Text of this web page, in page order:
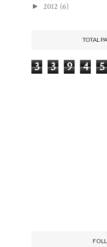
► 2012 (6)
TOTAL
3 3 9 4 5